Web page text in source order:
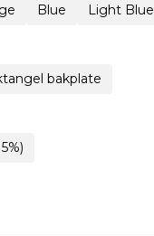
Blue Light Blue
bakplate